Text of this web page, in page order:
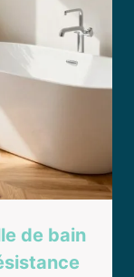
de bain